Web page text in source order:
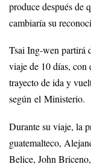
produce después de
cambiaría su
Tsai Ing-wen partirá
viaje de 10 días,
trayecto de ida y
según el Ministerio.
Durante su viaje, la
guatemalteco,
Belice, John